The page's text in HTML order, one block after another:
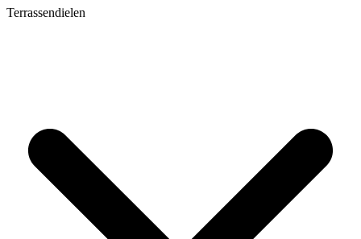
Terrassendielen